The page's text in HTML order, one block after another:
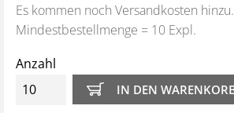
Es kommen noch Versandkosten hinzu.
Mindestbestellmenge = 10 Expl.
Anzahl